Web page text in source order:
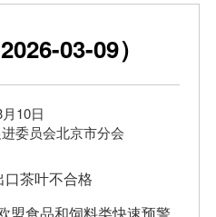
03-09）
10日
委员会北京市分会
茶叶不合格